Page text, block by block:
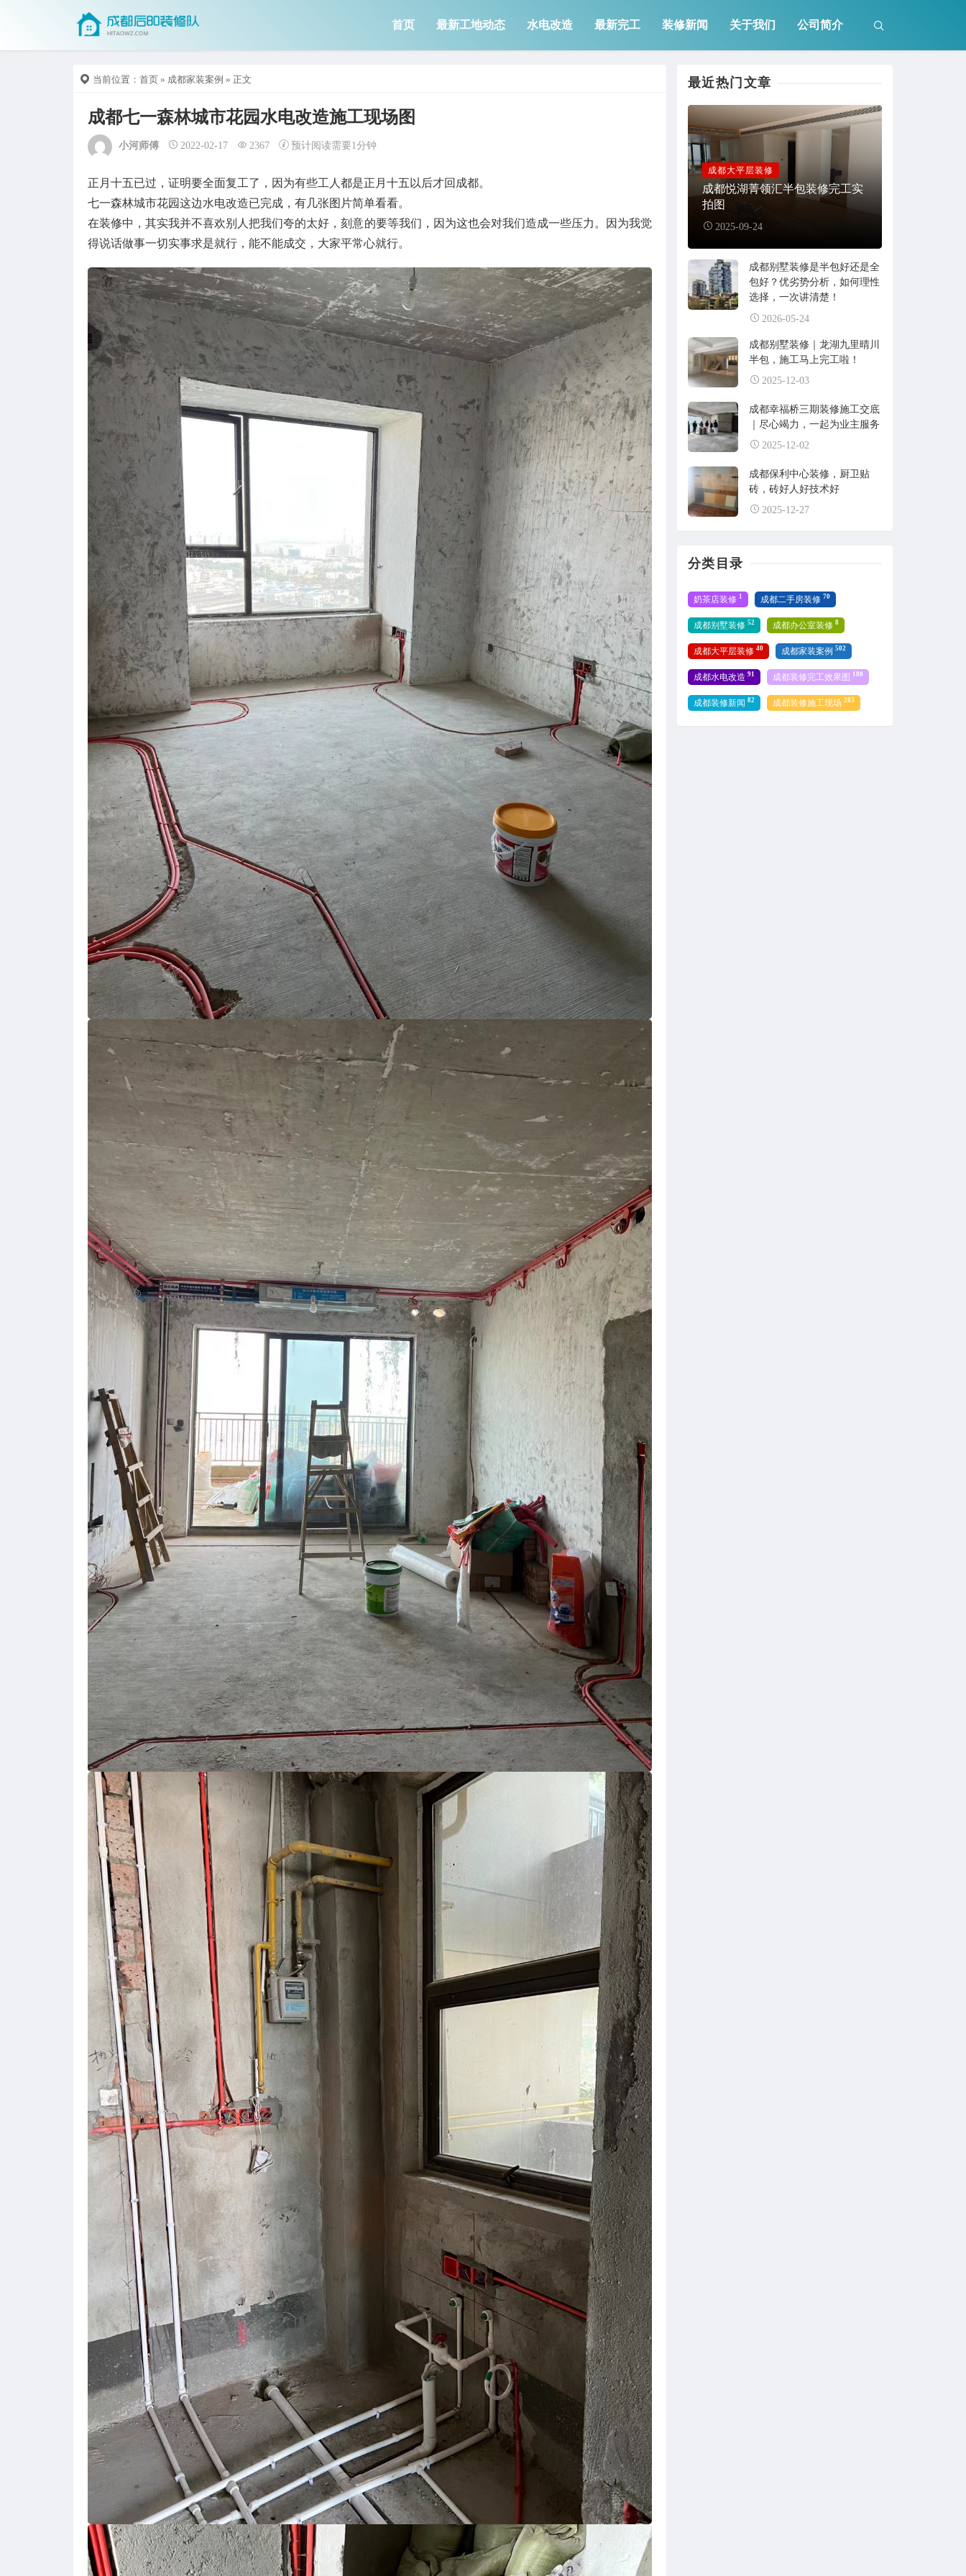
首页 最新工地动态 水电改造 最新完工 装修新闻 关于我们 公司简介
当前位置： 首页 » 成都家装案例 » 正文
成都七一森林城市花园水电改造施工现场图
小河师傅 2022-02-17 2367 预计阅读需要1分钟
正月十五已过，证明要全面复工了，因为有些工人都是正月十五以后才回成都。
七一森林城市花园这边水电改造已完成，有几张图片简单看看。
在装修中，其实我并不喜欢别人把我们夸的太好，刻意的要等我们，因为这也会对我们造成一些压力。因为我觉
得说话做事一切实事求是就行，能不能成交，大家平常心就行。
最近热门文章
成都大平层装修
成都悦湖菁领汇半包装修完工实
拍图
2025-09-24
成都别墅装修是半包好还是全
包好？优劣势分析，如何理性
选择，一次讲清楚！
2026-05-24
成都别墅装修｜龙湖九里晴川
半包，施工马上完工啦！
2025-12-03
成都幸福桥三期装修施工交底
｜尽心竭力，一起为业主服务
2025-12-02
成都保利中心装修，厨卫贴
砖，砖好人好技术好
2025-12-27
分类目录
奶茶店装修 1 成都二手房装修 70
成都别墅装修 52 成都办公室装修 8
成都大平层装修 40 成都家装案例 502
成都水电改造 91 成都装修完工效果图 180
成都装修新闻 82 成都装修施工现场 283